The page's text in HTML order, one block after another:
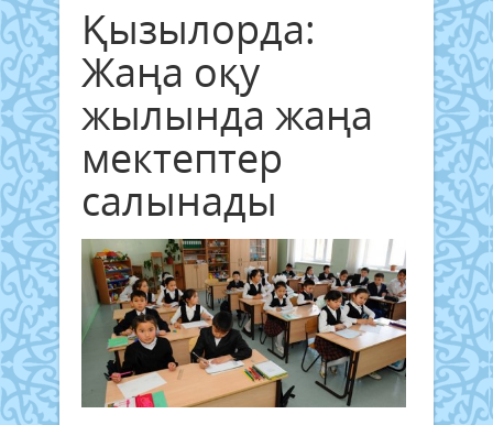
Қызылорда:
Жаңа оқу
жылында жаңа
мектептер
салынады